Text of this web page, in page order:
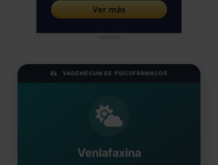
Publicidad
VADEMÉCUM DE PSICOFÁRMACOS
Venlafaxina